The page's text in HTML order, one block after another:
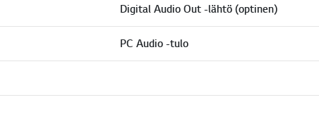
Digital Audio Out -lähtö (optinen)
PC Audio -tulo